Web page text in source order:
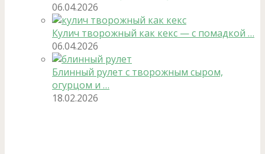
06.04.2026
Кулич творожный как кекс — с помадкой …
06.04.2026
Блинный рулет с творожным сыром,
огурцом и …
18.02.2026